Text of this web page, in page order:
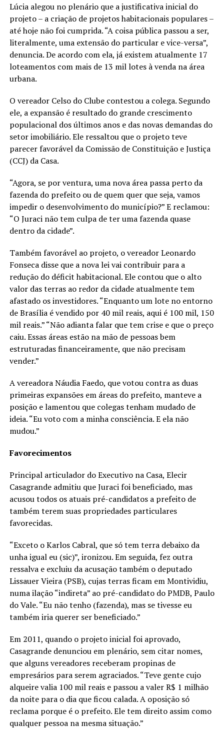
Lúcia alegou no plenário que a justificativa inicial do
projeto – a criação de projetos habitacionais populares –
até hoje não foi cumprida. “A coisa pública passou a ser,
literalmente, uma extensão do particular e vice-versa”,
denuncia. De acordo com ela, já existem atualmente 17
loteamentos com mais de 13 mil lotes à venda na área
urbana.
O vereador Celso do Clube contestou a colega. Segundo
ele, a expansão é resultado do grande crescimento
populacional dos últimos anos e das novas demandas do
setor imobiliário. Ele ressaltou que o projeto teve
parecer favorável da Comissão de Constituição e Justiça
(CCJ) da Casa.
“Agora, se por ventura, uma nova área passa perto da
fazenda do prefeito ou de quem quer que seja, vamos
impedir o desenvolvimento do município?” E reclamou:
“O Juraci não tem culpa de ter uma fazenda quase
dentro da cidade”.
Também favorável ao projeto, o vereador Leonardo
Fonseca disse que a nova lei vai contribuir para a
redução do déficit habitacional. Ele contou que o alto
valor das terras ao redor da cidade atualmente tem
afastado os investidores. “Enquanto um lote no entorno
de Brasília é vendido por 40 mil reais, aqui é 100 mil, 150
mil reais.” “Não adianta falar que tem crise e que o preço
caiu. Essas áreas estão na mão de pessoas bem
estruturadas financeiramente, que não precisam
vender.”
A vereadora Náudia Faedo, que votou contra as duas
primeiras expansões em áreas do prefeito, manteve a
posição e lamentou que colegas tenham mudado de
ideia. “Eu voto com a minha consciência. E ela não
mudou.”
Favorecimentos
Principal articulador do Executivo na Casa, Elecir
Casagrande admitiu que Juraci foi beneficiado, mas
acusou todos os atuais pré-candidatos a prefeito de
também terem suas propriedades particulares
favorecidas.
“Exceto o Karlos Cabral, que só tem terra debaixo da
unha igual eu (sic)”, ironizou. Em seguida, fez outra
ressalva e excluiu da acusação também o deputado
Lissauer Vieira (PSB), cujas terras ficam em Montividiu,
numa ilação “indireta” ao pré-candidato do PMDB, Paulo
do Vale. “Eu não tenho (fazenda), mas se tivesse eu
também iria querer ser beneficiado.”
Em 2011, quando o projeto inicial foi aprovado,
Casagrande denunciou em plenário, sem citar nomes,
que alguns vereadores receberam propinas de
empresários para serem agraciados. “Teve gente cujo
alqueire valia 100 mil reais e passou a valer R$ 1 milhão
da noite para o dia que ficou calada. A oposição só
reclama porque é o prefeito. Ele tem direito assim como
qualquer pessoa na mesma situação.”